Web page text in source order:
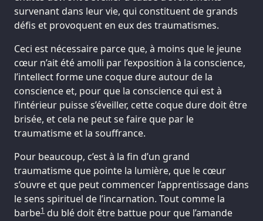
survenant dans leur vie, qui constituent de grands
défis et provoquent en eux des traumatismes.
Ceci est nécessaire parce que, à moins que le jeune
cœur n’ait été amolli par l’exposition à la conscience,
l’intellect forme une coque dure autour de la
conscience et, pour que la conscience qui est à
l’intérieur puisse s’éveiller, cette coque dure doit être
brisée, et cela ne peut se faire que par le
traumatisme et la souffrance.
Pour beaucoup, c’est à la fin d’un grand
traumatisme que pointe la lumière, que le cœur
s’ouvre et que peut commencer l’apprentissage dans
le sens spirituel de l’incarnation. Tout comme la
barbe1 du blé doit être battue pour que l’amande